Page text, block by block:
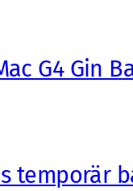
G4 Gin
temporär